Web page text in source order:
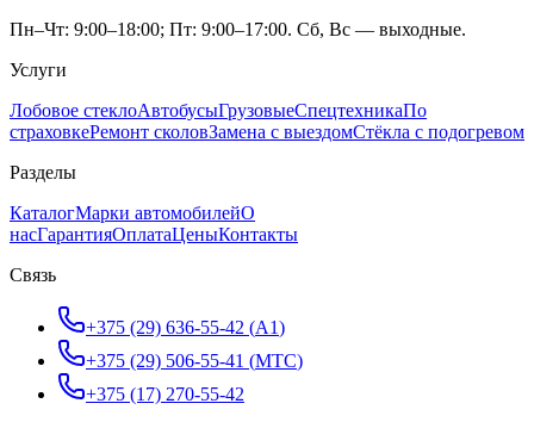
Пн–Чт: 9:00–18:00; Пт: 9:00–17:00. Сб, Вс — выходные.
Услуги
Лобовое стеклоАвтобусыГрузовыеСпецтехникаПо
страховкеРемонт сколовЗамена с выездомСтёкла с подогревом
Разделы
КаталогМарки автомобилейО
насГарантияОплатаЦеныКонтакты
Связь
+375 (29) 636-55-42 (A1)
+375 (29) 506-55-41 (МТС)
+375 (17) 270-55-42